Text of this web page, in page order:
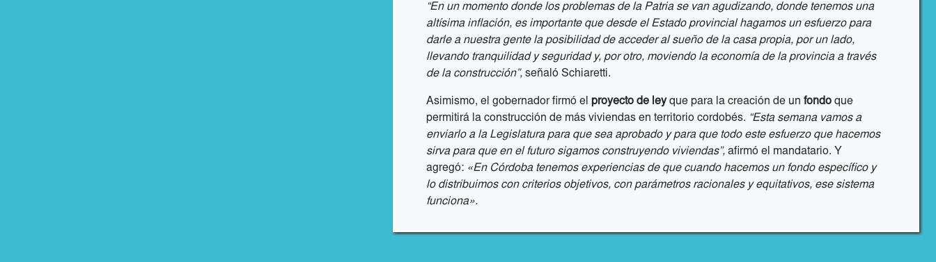
“En un momento donde los problemas de la Patria se van agudizando, donde tenemos una
altísima inflación, es importante que desde el Estado provincial hagamos un esfuerzo para
darle a nuestra gente la posibilidad de acceder al sueño de la casa propia, por un lado,
llevando tranquilidad y seguridad y, por otro, moviendo la economía de la provincia a través
de la construcción”, señaló Schiaretti.
Asimismo, el gobernador firmó el proyecto de leyque para la creación de un fondo que
permitirá la construcción de más viviendas en territorio cordobés. “Esta semana vamos a
enviarlo a la Legislatura para que sea aprobado y para que todo este esfuerzo que hacemos
sirva para que en el futuro sigamos construyendo viviendas”, afirmó el mandatario. Y
agregó: «En Córdoba tenemos experiencias de que cuando hacemos un fondo específico y
lo distribuimos con criterios objetivos, con parámetros racionales y equitativos, ese sistema
funciona».